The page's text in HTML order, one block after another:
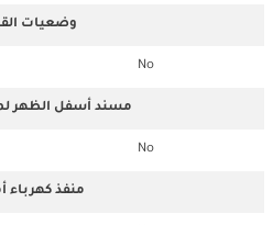
وضعيات
No
مسند أسفل الظهر
No
منفذ كهرباء